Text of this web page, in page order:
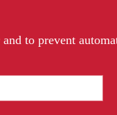
to prevent